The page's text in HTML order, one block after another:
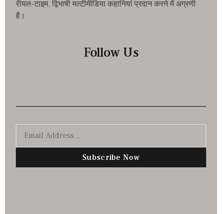
रीयल-टाइम, द्विभाषी मल्टीमीडिया कहानियां प्रदान करने में अग्रणी
है।
Follow Us
Subscribe Now